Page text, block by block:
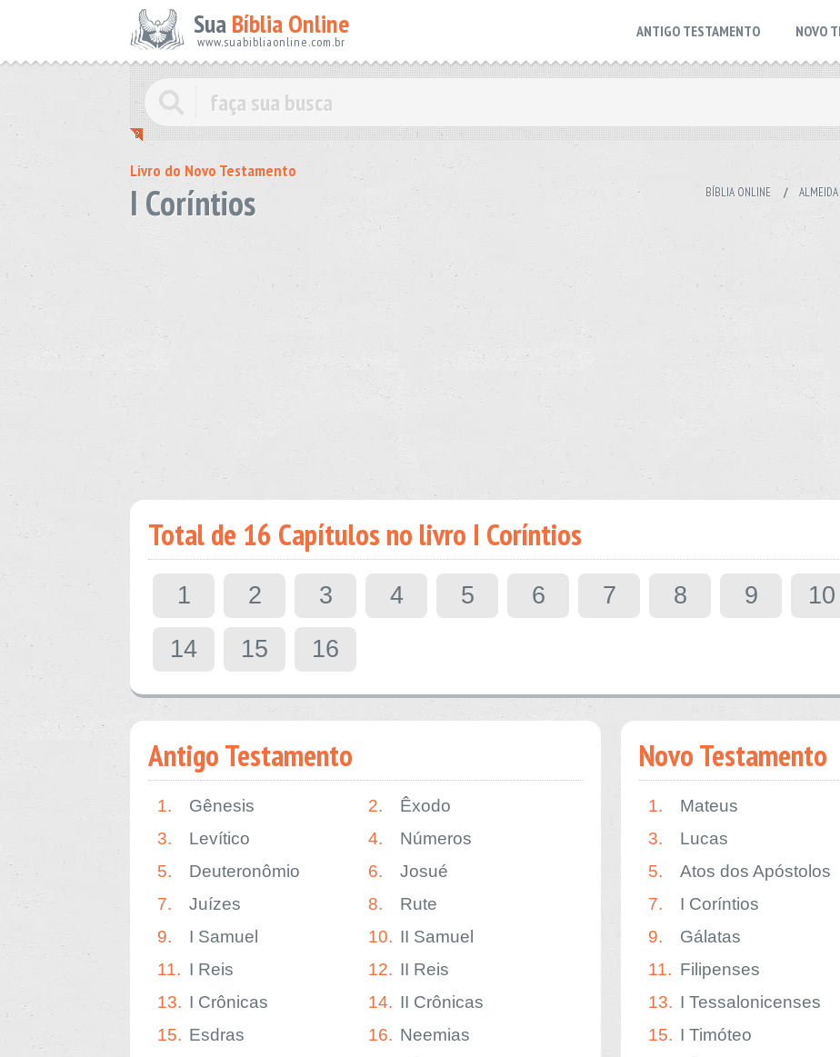
SuaBíblia Online
www.suabibliaonline.com.br
ANTIGO TESTAMENTO NOVO
Livro do Novo Testamento
I Coríntios BÍBLIA ONLINE /
Total de 16 Capítulos no livro I Coríntios
1 2 3 4 5 6 7 8 9 10
14
15 16
Antigo Testamento
1. Gênesis 2.
Êxodo
3.
Levítico 4.
Números
5.
Deuteronômio 6.
Josué
7.
Juízes 8.
Rute
9.
I Samuel 10. II Samuel
11. I Reis 12. II Reis
13. I Crônicas 14. II Crônicas
15. Esdras 16. Neemias
Novo Testamento
1. Mateus
3.
Lucas
5.
Atos dos Apóstolos
7.
I Coríntios
9.
Gálatas
11. Filipenses
13. I Tessalonicenses
15. I Timóteo